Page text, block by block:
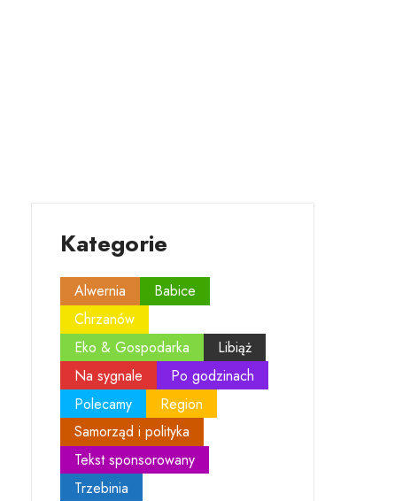
Kategorie
Alwernia
Babice
Chrzanów
Eko & Gospodarka
Libiąż
Na sygnale
Po godzinach
Polecamy
Region
Samorząd i polityka
Tekst sponsorowany
Trzebinia